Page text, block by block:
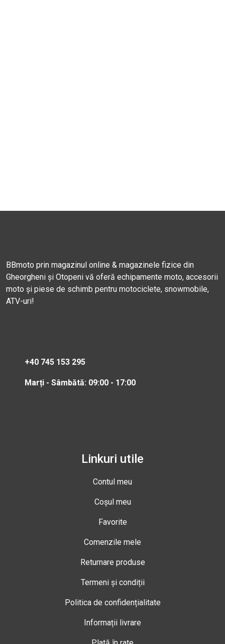
BBmoto prin magazinul online & magazinele fizice din
Gheorgheni și Otopeni vă oferă echipamente moto, accesorii
moto și piese de schimb pentru motociclete, snowmobile,
ATV-uri!
+40 745 153 295
Marți - Sâmbătă: 09:00 - 17:00
Linkuri utile
Contul meu
Coșul meu
Favorite
Comenzile mele
Returnare produse
Termeni și condiții
Politica de confidențialitate
Informații livrare